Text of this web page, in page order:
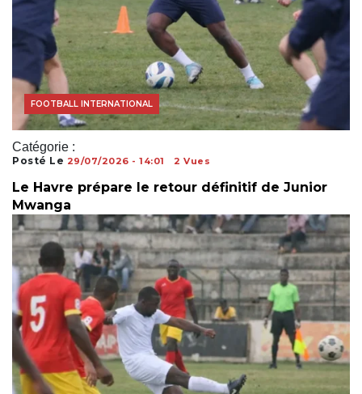
Catégorie :
ACTUALITÉS FOOTBALL
FOOTBALL INTERNATIONAL
Posté Le 29/07/2026 - 14:01 2 Vues
Le Havre prépare le retour définitif de Junior
Mwanga